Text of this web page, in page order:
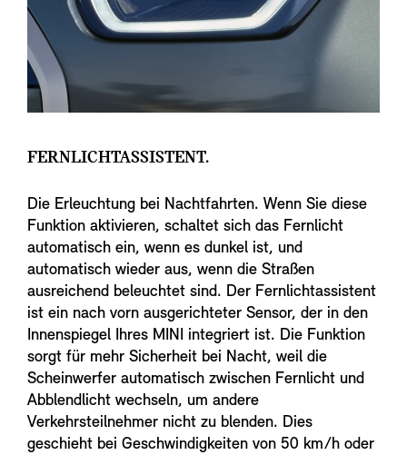
FERNLICHTASSISTENT.
Die Erleuchtung bei Nachtfahrten. Wenn Sie diese
Funktion aktivieren, schaltet sich das Fernlicht
automatisch ein, wenn es dunkel ist, und
automatisch wieder aus, wenn die Straßen
ausreichend beleuchtet sind. Der Fernlichtassistent
ist ein nach vorn ausgerichteter Sensor, der in den
Innenspiegel Ihres MINI integriert ist. Die Funktion
sorgt für mehr Sicherheit bei Nacht, weil die
Scheinwerfer automatisch zwischen Fernlicht und
Abblendlicht wechseln, um andere
Verkehrsteilnehmer nicht zu blenden. Dies
geschieht bei Geschwindigkeiten von 50 km/h oder